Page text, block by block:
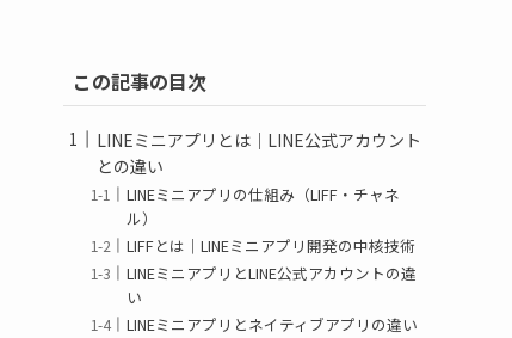
この記事の目次
LINEミニアプリとは｜LINE公式アカウント
との違い
LINEミニアプリの仕組み（LIFF・チャネ
ル）
LIFFとは｜LINEミニアプリ開発の中核技術
LINEミニアプリとLINE公式アカウントの違
い
LINEミニアプリとネイティブアプリの違い